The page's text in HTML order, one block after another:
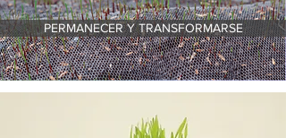
PERMANECER Y TRANSFORMARSE